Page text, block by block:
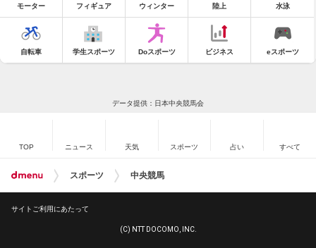
モーター フィギュア ウィンター 陸上 水泳
自転車 学生スポーツ Doスポーツ ビジネス eスポーツ
データ提供：日本中央競馬会
TOP ニュース 天気 スポーツ 占い すべて
スポーツ 中央競馬
サイトご利用にあたって
(C) NTT DOCOMO, INC.